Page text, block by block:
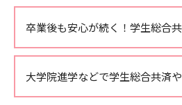
卒業後も安心が続く！学生総合
大学院進学などで学生総合共済